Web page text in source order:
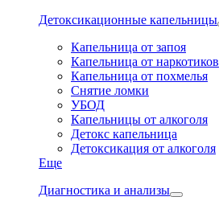
Детоксикационные капельницы
Капельница от запоя
Капельница от наркотиков
Капельница от похмелья
Снятие ломки
УБОД
Капельницы от алкоголя
Детокс капельница
Детоксикация от алкоголя
Еще
Диагностика и анализы